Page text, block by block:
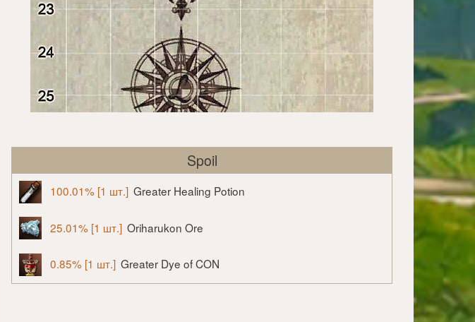
Spoil
100.01% [1 шт.] Greater Healing Potion
25.01% [1 шт.] Oriharukon Ore
0.85% [1 шт.] Greater Dye of CON